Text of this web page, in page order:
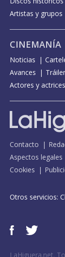
Artistas y grupos
CINEMANÍA
Noticias
Avances
Actores y actrices
Contacto
Aspectos legales
Cookies
Otros servicios:
LaHiguera.net.